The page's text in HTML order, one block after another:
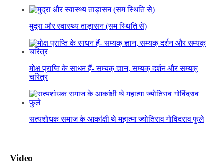
मुद्रा और स्वास्थ्य ताड़ासन (सम स्थिति से)
मोक्ष प्राप्ति के साधन हैं- सम्यक् ज्ञान, सम्यक् दर्शन और सम्यक्
चरित्र
सत्यशोधक समाज के आकांक्षी थे महात्मा ज्योतिराव गोविंदराव फुले
Video